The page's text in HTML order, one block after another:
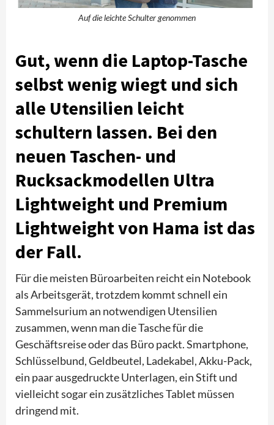
Auf die leichte Schulter genommen
Gut, wenn die Laptop-Tasche
selbst wenig wiegt und sich
alle Utensilien leicht
schultern lassen. Bei den
neuen Taschen- und
Rucksackmodellen Ultra
Lightweight und Premium
Lightweight von Hama ist das
der Fall.
Für die meisten Büroarbeiten reicht ein Notebook
als Arbeitsgerät, trotzdem kommt schnell ein
Sammelsurium an notwendigen Utensilien
zusammen, wenn man die Tasche für die
Geschäftsreise oder das Büro packt. Smartphone,
Schlüsselbund, Geldbeutel, Ladekabel, Akku-Pack,
ein paar ausgedruckte Unterlagen, ein Stift und
vielleicht sogar ein zusätzliches Tablet müssen
dringend mit.